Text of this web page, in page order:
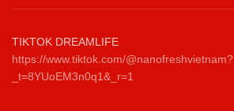
TIKTOK DREAMLIFE
https://www.tiktok.com/@nanofreshvietnam?
_t=8YUoEM3n0q1&_r=1